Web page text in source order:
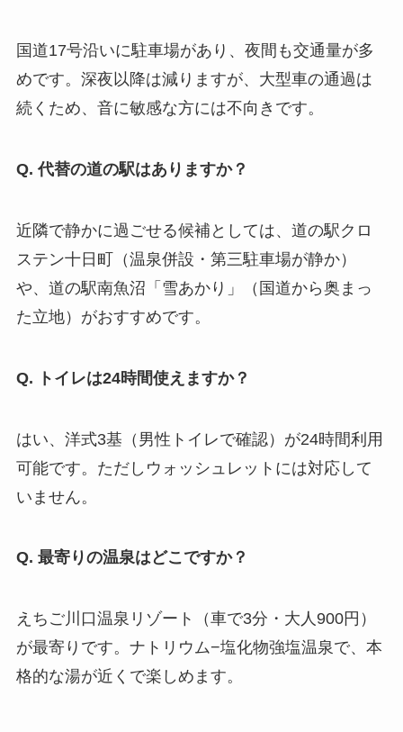
国道17号沿いに駐車場があり、夜間も交通量が多
めです。深夜以降は減りますが、大型車の通過は
続くため、音に敏感な方には不向きです。
Q. 代替の道の駅はありますか？
近隣で静かに過ごせる候補としては、道の駅クロ
ステン十日町（温泉併設・第三駐車場が静か）
や、道の駅南魚沼「雪あかり」（国道から奥まっ
た立地）がおすすめです。
Q. トイレは24時間使えますか？
はい、洋式3基（男性トイレで確認）が24時間利用
可能です。ただしウォッシュレットには対応して
いません。
Q. 最寄りの温泉はどこですか？
えちご川口温泉リゾート（車で3分・大人900円）
が最寄りです。ナトリウム−塩化物強塩温泉で、本
格的な湯が近くで楽しめます。